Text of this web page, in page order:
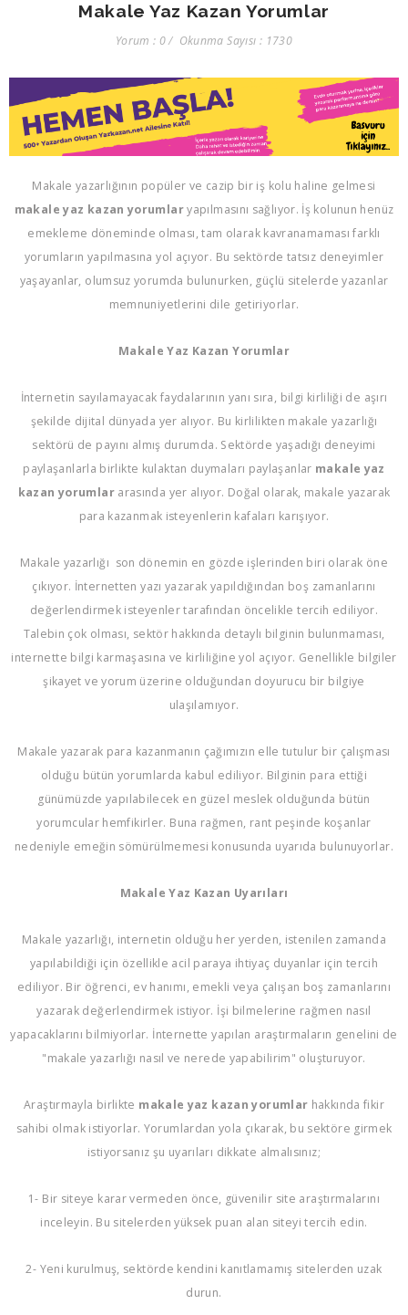
Makale Yaz Kazan Yorumlar
Yorum : 0 Okunma Sayısı : 1730
Makale yazarlığının popüler ve cazip bir iş kolu haline gelmesi
makale yaz kazan yorumlaryapılmasını sağlıyor. İş kolunun henüz
emekleme döneminde olması, tam olarak kavranamaması farklı
yorumların yapılmasına yol açıyor. Bu sektörde tatsız deneyimler
yaşayanlar, olumsuz yorumda bulunurken, güçlü sitelerde yazanlar
memnuniyetlerini dile getiriyorlar.
Makale Yaz Kazan Yorumlar
İnternetin sayılamayacak faydalarının yanı sıra, bilgi kirliliği de aşırı
şekilde dijital dünyada yer alıyor. Bu kirlilikten makale yazarlığı
sektörü de payını almış durumda. Sektörde yaşadığı deneyimi
paylaşanlarla birlikte kulaktan duymaları paylaşanlar makale yaz
kazan yorumlar arasında yer alıyor. Doğal olarak, makale yazarak
para kazanmak isteyenlerin kafaları karışıyor.
Makale yazarlığı son dönemin en gözde işlerinden biri olarak öne
çıkıyor. İnternetten yazı yazarak yapıldığından boş zamanlarını
değerlendirmek isteyenler tarafından öncelikle tercih ediliyor.
Talebin çok olması, sektör hakkında detaylı bilginin bulunmaması,
internette bilgi karmaşasına ve kirliliğine yol açıyor. Genellikle bilgiler
şikayet ve yorum üzerine olduğundan doyurucu bir bilgiye
ulaşılamıyor.
Makale yazarak para kazanmanın çağımızın elle tutulur bir çalışması
olduğu bütün yorumlarda kabul ediliyor. Bilginin para ettiği
günümüzde yapılabilecek en güzel meslek olduğunda bütün
yorumcular hemfikirler. Buna rağmen, rant peşinde koşanlar
nedeniyle emeğin sömürülmemesi konusunda uyarıda bulunuyorlar.
Makale Yaz Kazan Uyarıları
Makale yazarlığı, internetin olduğu her yerden, istenilen zamanda
yapılabildiği için özellikle acil paraya ihtiyaç duyanlar için tercih
ediliyor. Bir öğrenci, ev hanımı, emekli veya çalışan boş zamanlarını
yazarak değerlendirmek istiyor. İşi bilmelerine rağmen nasıl
yapacaklarını bilmiyorlar. İnternette yapılan araştırmaların genelini de
"makale yazarlığı nasıl ve nerede yapabilirim" oluşturuyor.
Araştırmayla birlikte makale yaz kazan yorumlar hakkında fikir
sahibi olmak istiyorlar. Yorumlardan yola çıkarak, bu sektöre girmek
istiyorsanız şu uyarıları dikkate almalısınız;
1- Bir siteye karar vermeden önce, güvenilir site araştırmalarını
inceleyin. Bu sitelerden yüksek puan alan siteyi tercih edin.
2- Yeni kurulmuş, sektörde kendini kanıtlamamış sitelerden uzak
durun.